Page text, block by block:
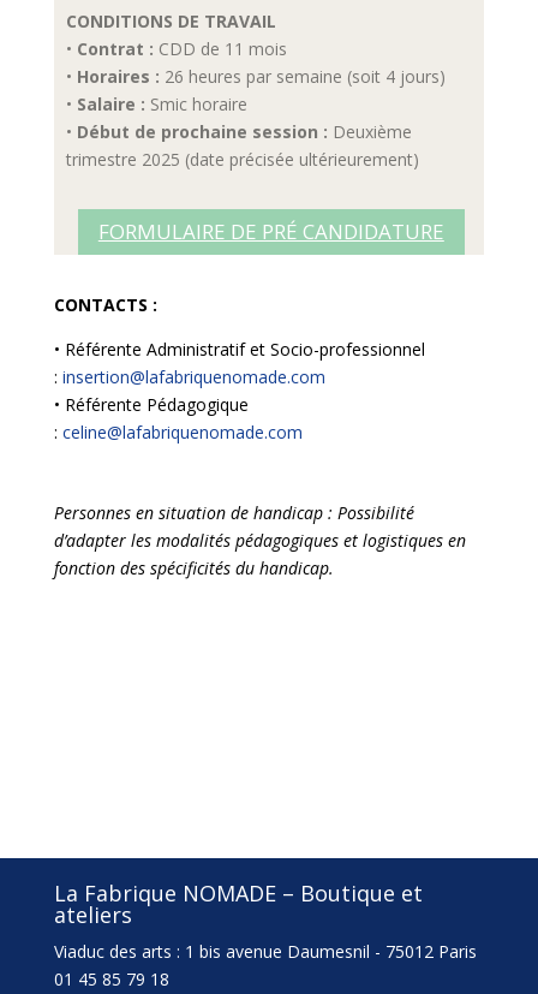
CONDITIONS DE TRAVAIL
• Contrat : CDD de 11 mois
• Horaires : 26 heures par semaine (soit 4 jours)
• Salaire : Smic horaire
• Début de prochaine session : Deuxième
trimestre 2025 (date précisée ultérieurement)
FORMULAIRE DE PRÉ CANDIDATURE
CONTACTS :
• Référente Administratif et Socio-professionnel
: insertion@lafabriquenomade.com
• Référente Pédagogique
: celine@lafabriquenomade.com
Personnes en situation de handicap : Possibilité
d’adapter les modalités pédagogiques et logistiques en
fonction des spécificités du handicap.
La Fabrique NOMADE – Boutique et
ateliers
Viaduc des arts : 1 bis avenue Daumesnil - 75012 Paris
01 45 85 79 18